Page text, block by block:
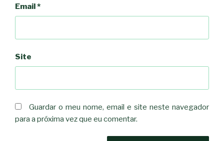
Email*
Site
Guardar o meu nome, email e site neste navegador
para a próxima vez que eu comentar.